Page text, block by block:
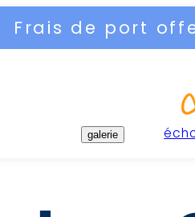
Frais de port
galerie